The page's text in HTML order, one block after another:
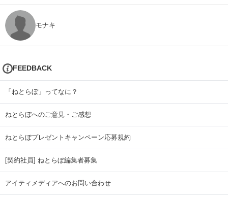
モナキ
FEEDBACK
「ねとらぼ」ってなに？
ねとらぼへのご意見・ご感想
ねとらぼプレゼントキャンペーン応募規約
[契約社員] ねとらぼ編集者募集
アイティメディアへのお問い合わせ